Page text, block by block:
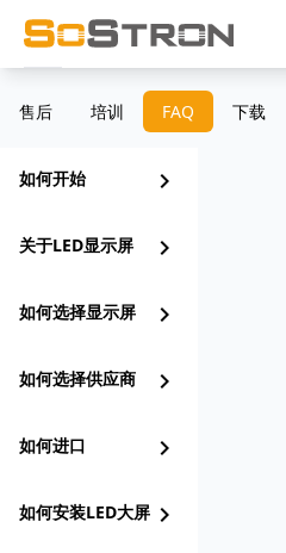
售后 培训 FAQ 下载
如何开始 chevron_right
关于LED显示屏 chevron_right
如何选择显示屏 chevron_right
如何选择供应商 chevron_right
如何进口 chevron_right
如何安装LED大屏 chevron_right